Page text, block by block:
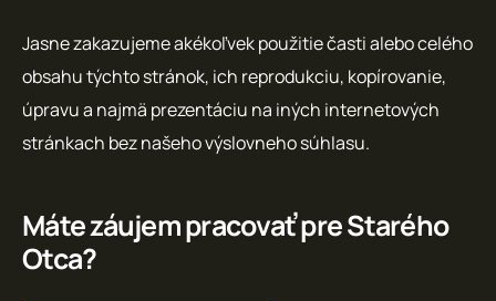
Jasne zakazujeme akékoľvek použitie časti alebo celého
obsahu týchto stránok, ich reprodukciu, kopírovanie,
úpravu a najmä prezentáciu na iných internetových
stránkach bez našeho výslovneho súhlasu.
Máte záujem pracovať pre Starého
Otca?